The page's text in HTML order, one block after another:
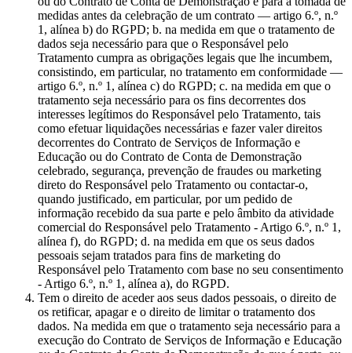
medidas antes da celebração de um contrato — artigo 6.º, n.º
1, alínea b) do RGPD; b. na medida em que o tratamento de
dados seja necessário para que o Responsável pelo
Tratamento cumpra as obrigações legais que lhe incumbem,
consistindo, em particular, no tratamento em conformidade —
artigo 6.º, n.º 1, alínea c) do RGPD; c. na medida em que o
tratamento seja necessário para os fins decorrentes dos
interesses legítimos do Responsável pelo Tratamento, tais
como efetuar liquidações necessárias e fazer valer direitos
decorrentes do Contrato de Serviços de Informação e
Educação ou do Contrato de Conta de Demonstração
celebrado, segurança, prevenção de fraudes ou marketing
direto do Responsável pelo Tratamento ou contactar-o,
quando justificado, em particular, por um pedido de
informação recebido da sua parte e pelo âmbito da atividade
comercial do Responsável pelo Tratamento - Artigo 6.º, n.º 1,
alínea f), do RGPD; d. na medida em que os seus dados
pessoais sejam tratados para fins de marketing do
Responsável pelo Tratamento com base no seu consentimento
- Artigo 6.º, n.º 1, alínea a), do RGPD.
Tem o direito de aceder aos seus dados pessoais, o direito de
os retificar, apagar e o direito de limitar o tratamento dos
dados. Na medida em que o tratamento seja necessário para a
execução do Contrato de Serviços de Informação e Educação